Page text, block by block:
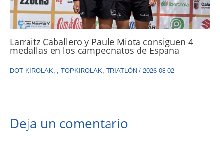
Larraitz Caballero y Paule Miota consiguen 4
medallas en los campeonatos de España
DOT KIROLAK, , TOPKIROLAK, TRIATLÓN / 2026-08-02
Deja un comentario